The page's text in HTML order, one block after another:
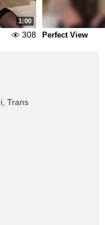
1:00
308 Perfect View
Trans